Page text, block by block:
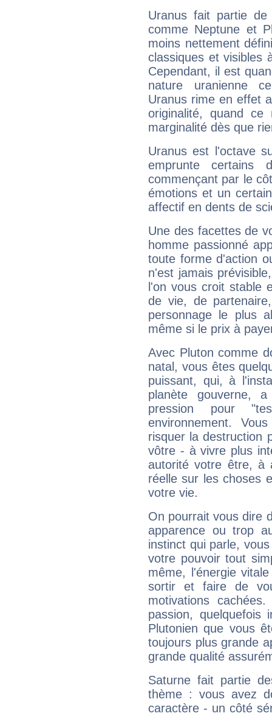
Uranus fait partie
comme Neptune et
moins nettement
classiques et visibles
Cependant, il est
nature uranienne
Uranus rime en effet
originalité, quand ce
marginalité dès que
Uranus est l'octave
emprunte
commençant par le
émotions et un
affectif en dents de
Une des facettes de
homme passionné
toute forme d'action
n'est jamais
l'on vous croit stable
de vie, de
personnage le plus
même si le prix à
Avec Pluton comme
natal, vous êtes
puissant, qui, à
planète gouverne,
pression pour
environnement.
risquer la destruction
vôtre - à vivre plus
autorité votre être, à
réelle sur les choses
votre vie.
On pourrait vous dire
apparence ou trop
instinct qui parle,
votre pouvoir tout
même, l'énergie
sortir et faire de
motivations
passion, quelquefois
Plutonien que vous
toujours plus grande
grande qualité
Saturne fait partie
thème : vous avez
caractère - un côté